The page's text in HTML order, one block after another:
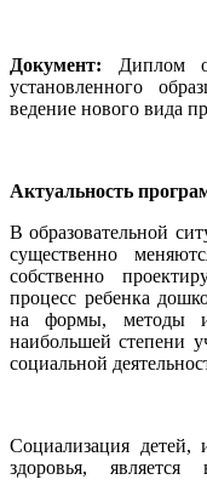
Документ: Диплом о
установленного
ведение нового вида
Актуальность
В образовательной
существенно
собственно
процесс ребенка
на формы, методы и
наибольшей степени
социальной
Социализация
здоровья,